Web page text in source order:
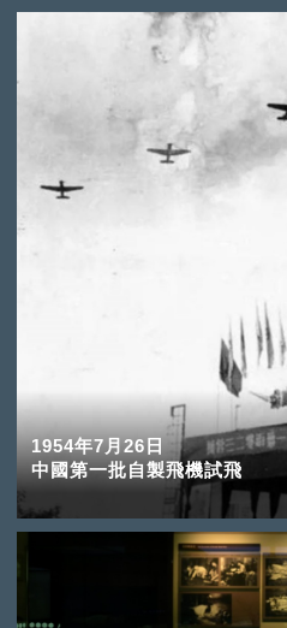
1954年7月26日
中國第一批自製飛機試飛